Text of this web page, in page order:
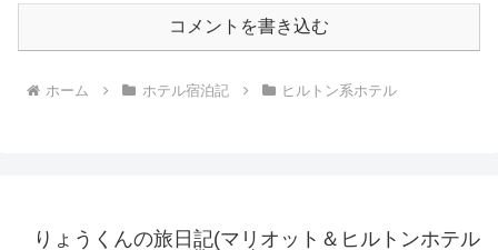
コメントを書き込む
ホーム ホテル宿泊記 ヒルトン系ホテル
りょうくんの旅日記(マリオット＆ヒルトンホテル